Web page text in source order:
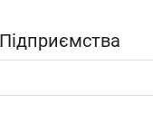
Підприємства